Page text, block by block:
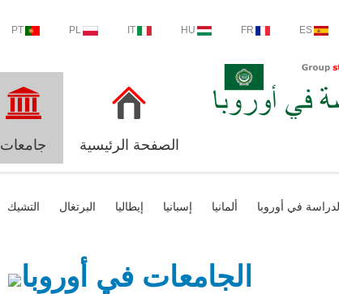
ES
FR
HU
IT
PL
PT
الصفحة الرئيسية جامعات
في أوروبا ألمانيا إسبانيا إيطاليا البرتغال التشيك
الجامعات في أوروبا